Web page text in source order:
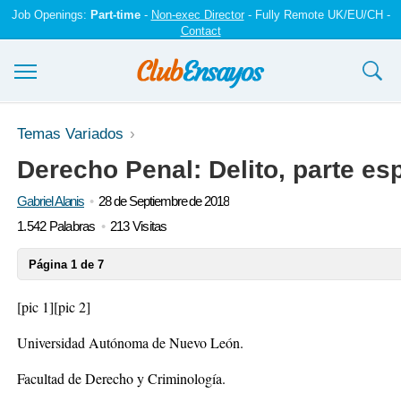
Job Openings: Part-time- Non-exec Director- Fully Remote UK/EU/CH -
Contact
Ensayos y trabajos
Registrarse
Iniciar sesión
Temas Variados
Derecho Penal: Delito, parte
Gabriel Alanis
28 de Septiembre de 2018
1.542 Palabras
213 Visitas
Página 1 de 7
[pic 1][pic 2]
Universidad Autónoma de Nuevo León.
Facultad de Derecho y Criminología.